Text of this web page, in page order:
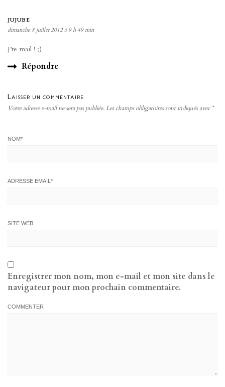
JUJUBE
dimanche 8 juillet 2012 à 9 h 49 min
J’te mail ! ;)
Répondre
Laisser un commentaire
Votre adresse e-mail ne sera pas publiée.Les champs obligatoires sont indiqués avec *
NOM*
ADRESSE EMAIL *
SITE WEB
Enregistrer mon nom, mon e-mail et mon site dans le
navigateur pour mon prochain commentaire.
COMMENTER